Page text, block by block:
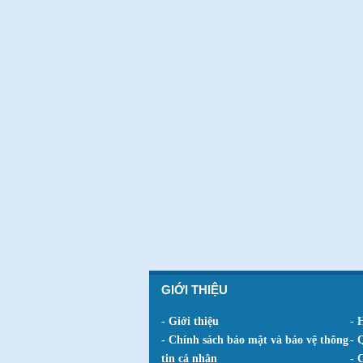
GIỚI THIỆU
- Giới thiệu
-
- Chính sách bảo mật và bảo vệ thông
tin cá nhân
-
-